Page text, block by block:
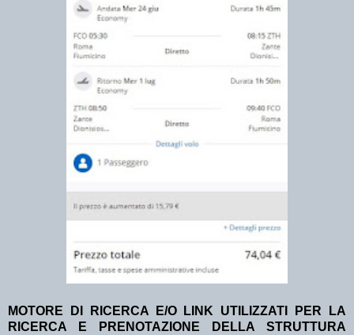
MOTORE DI RICERCA E/O LINK UTILIZZATI PER LA
RICERCA E PRENOTAZIONE DELLA STRUTTURA